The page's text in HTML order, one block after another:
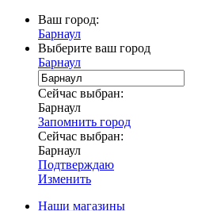
Ваш город:
Барнаул
Выберите ваш город
Барнаул
Сейчас выбран:
Барнаул
Запомнить город
Сейчас выбран:
Барнаул
Подтверждаю
Изменить
Наши магазины